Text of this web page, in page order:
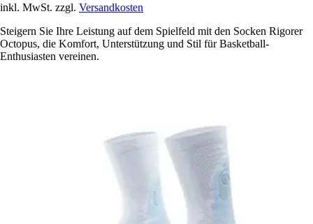
inkl. MwSt. zzgl. Versandkosten
Steigern Sie Ihre Leistung auf dem Spielfeld mit den Socken Rigorer
Octopus, die Komfort, Unterstützung und Stil für Basketball-
Enthusiasten vereinen.